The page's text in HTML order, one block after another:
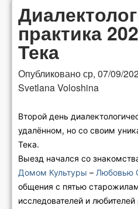
практика
Тека
Опубликованоср, 07/09/
Svetlana Voloshina
Второй день
удалённом, но со своим
Тека.
Выезд начался со
Домом Культуры – Любовью
общения с пятью
исследователей и